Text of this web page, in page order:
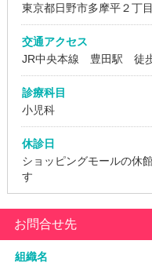
東京都日野市多摩平２丁
交通アクセス
JR中央本線 豊田駅 徒
診療科目
小児科
休診日
ショッピングモールの休
す
お問合せ先
組織名